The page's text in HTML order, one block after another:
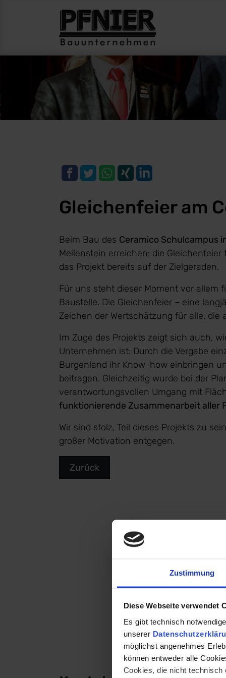
Zustimmung
Diese Webseite verwendet
Es gibt technisch
unserer
möglichst angenehmes
können entweder alle
Cookies, die nicht technisch
Gleichenfeier am
Beim Bau des Ceramico Schulcampus
Meilenstein erreichen: die
das Projekt bereits auf der Zielgeraden.
Für uns steht dieser Moment vor allem
Baustelle. Die Gleichenfeier – eine
Zeichen der Wertschätzung für alle, die
Im Zuge des Projekts zeigt sich auch,
Unternehmen ist: Durch die Vergabe
Burgenland ihr Know-how einbringen
beitragen. Gleichzeitig wurde bei der
verantwortungsvollen Umgang mit
funktionierende Zusammenarbeit aller
Wir sind stolz, Teil dieses Projekts zu
großer Motivation entgegen.
Zurück